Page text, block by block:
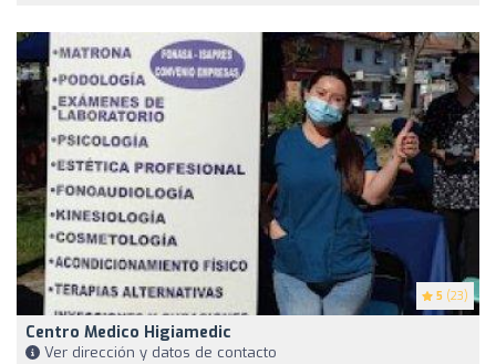
5 (23)
Centro Medico Higiamedic
Ver dirección y datos de contacto